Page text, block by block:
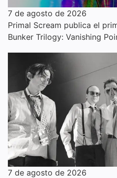
7 de agosto de 2026
Primal Scream publica el
Bunker Trilogy: Vanishing
7 de agosto de 2026